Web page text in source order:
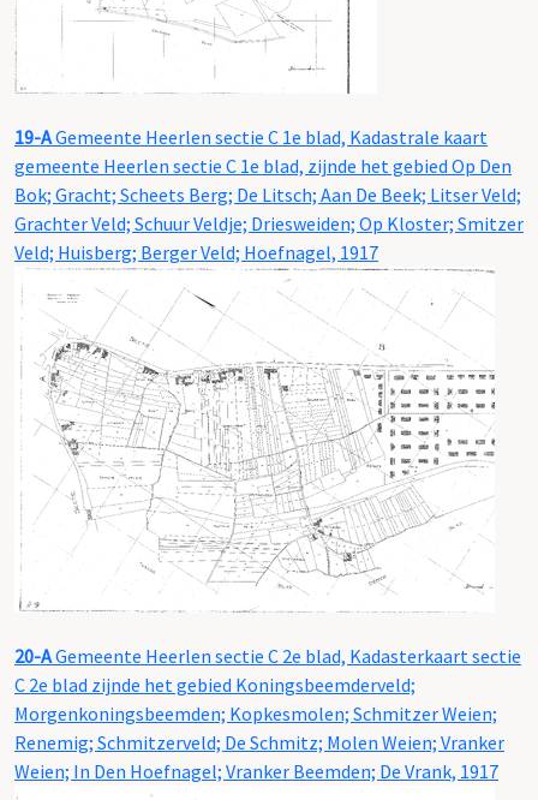
19-AGemeente Heerlen sectie C 1e blad, Kadastrale kaart
gemeente Heerlen sectie C 1e blad, zijnde het gebied Op Den
Bok; Gracht; Scheets Berg; De Litsch; Aan De Beek; Litser Veld;
Grachter Veld; Schuur Veldje; Driesweiden; Op Kloster; Smitzer
Veld; Huisberg; Berger Veld; Hoefnagel, 1917
20-AGemeente Heerlen sectie C 2e blad, Kadasterkaart sectie
C 2e blad zijnde het gebied Koningsbeemderveld;
Morgenkoningsbeemden; Kopkesmolen; Schmitzer Weien;
Renemig; Schmitzerveld; De Schmitz; Molen Weien; Vranker
Weien; In Den Hoefnagel; Vranker Beemden; De Vrank, 1917